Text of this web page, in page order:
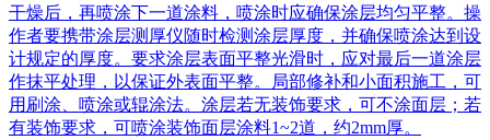
干燥后，再喷涂下一道涂料，喷涂时应确保涂层均匀平整。操
作者要携带涂层测厚仪随时检测涂层厚度，并确保喷涂达到设
计规定的厚度。要求涂层表面平整光滑时，应对最后一道涂层
作抹平处理，以保证外表面平整。局部修补和小面积施工，可
用刷涂、喷涂或辊涂法。涂层若无装饰要求，可不涂面层；若
有装饰要求，可喷涂装饰面层涂料1~2道，约2mm厚。